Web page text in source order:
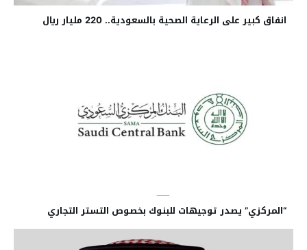
انفاق كبير على الرعاية الصحية بالسعودية.. 220 مليار ريال
“المركزي” يصدر توجيهات للبنوك بخصوص التستر التجاري